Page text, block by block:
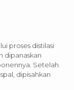
proses distilasi
dipanaskan
Setelah
dipisahkan